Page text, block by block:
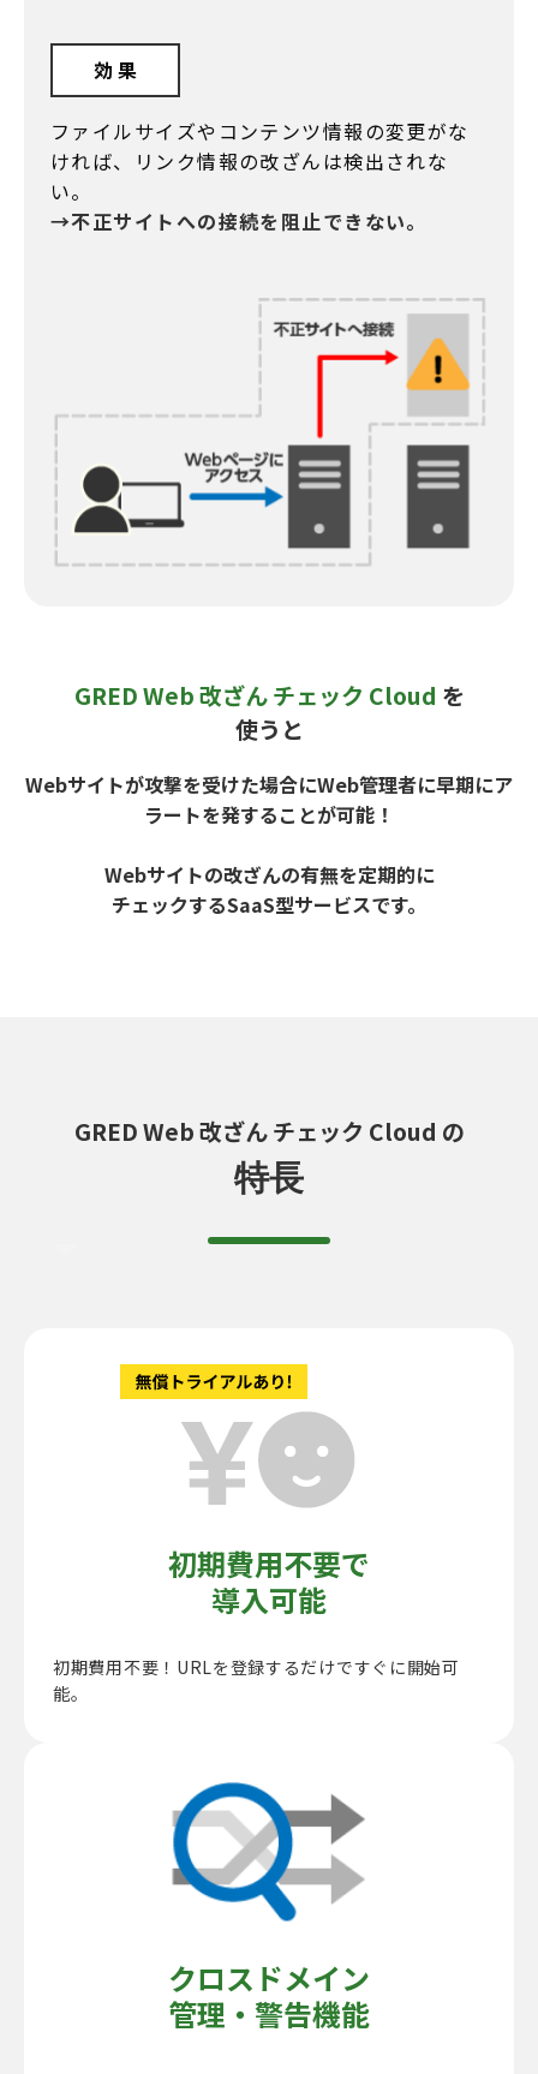
効 果
ファイルサイズやコンテンツ情報の変更がな
ければ、リンク情報の改ざんは検出されな
い。
→不正サイトへの接続を阻止できない。
GRED Web 改ざん チェック Cloud を
使うと
Webサイトが攻撃を受けた場合にWeb管理者に早期にア
ラートを発することが可能！
Webサイトの改ざんの有無を定期的に
チェックするSaaS型サービスです。
GRED Web 改ざん チェック Cloud の
特長
初期費用不要で
導入可能
初期費用不要！URLを登録するだけですぐに開始可
能。
クロスドメイン
管理・警告機能